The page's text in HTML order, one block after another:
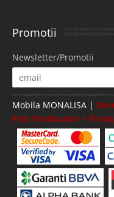
Promotii
Newsletter/Promotii
Mobila MONALISA |
Pret Producator +